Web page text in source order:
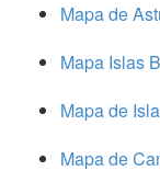
Mapa de
Mapa Islas
Mapa de
Mapa de